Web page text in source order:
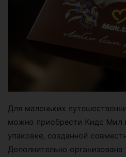
Для маленьких
можно приобрести Кидс Мил
упаковке, созданной
Дополнительно организована